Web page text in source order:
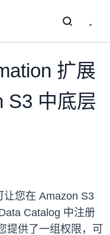
扩展
S3 中底层
让您在 Amazon S3
Catalog 中注册
提供了一组权限，可